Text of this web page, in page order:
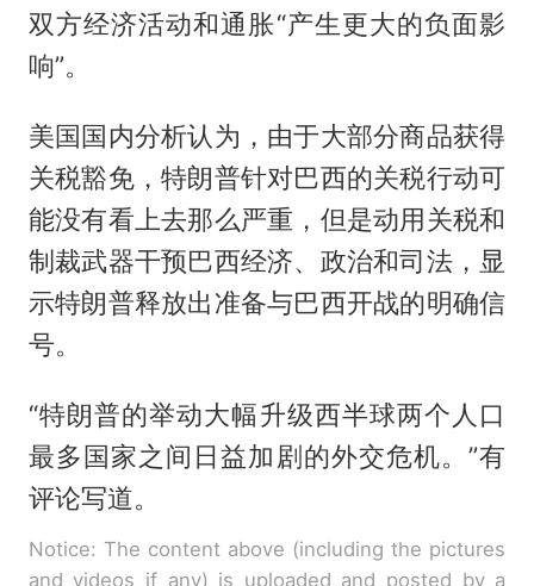
双方经济活动和通胀“产生更大的负面影
响”。
美国国内分析认为，由于大部分商品获得
关税豁免，特朗普针对巴西的关税行动可
能没有看上去那么严重，但是动用关税和
制裁武器干预巴西经济、政治和司法，显
示特朗普释放出准备与巴西开战的明确信
号。
“特朗普的举动大幅升级西半球两个人口
最多国家之间日益加剧的外交危机。”有
评论写道。
Notice: The content above (including the pictures
and videos if any) is uploaded and posted by a